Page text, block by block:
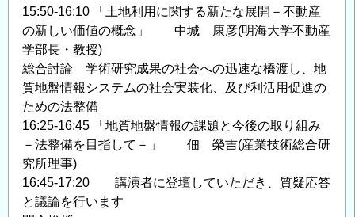
15:50-16:10 「土地利用に関する新たな展開－不動産
の新しい価値の概念」 中城 康彦(明海大学不動産
学部長・教授)
総合討論 学術研究成果の社会への迅速な橋渡し、地
質地盤情報システムの社会実装化、及び利活用促進の
ための法整備
16:25-16:45 「地質地盤情報の課題と今後の取り組み
－法整備を目指して－」 佃 榮吉(産業技術総合研
究所理事)
16:45-17:20 講演者に登壇していただき、質疑応答
と議論を行います